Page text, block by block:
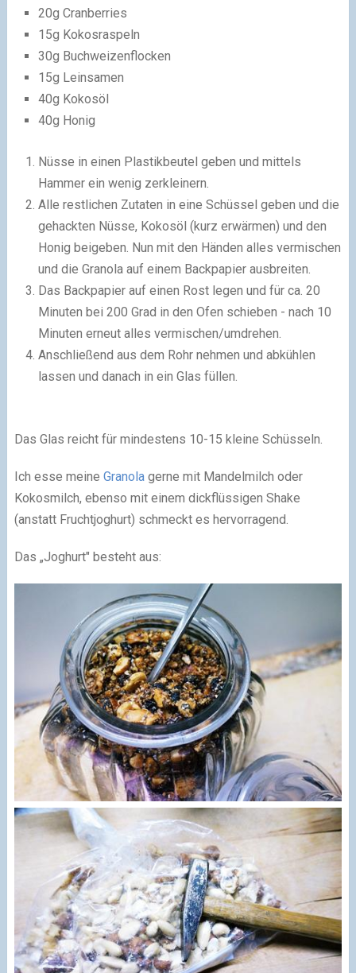
20g Cranberries
15g Kokosraspeln
30g Buchweizenflocken
15g Leinsamen
40g Kokosöl
40g Honig
Nüsse in einen Plastikbeutel geben und mittels
Hammer ein wenig zerkleinern.
Alle restlichen Zutaten in eine Schüssel geben und die
gehackten Nüsse, Kokosöl (kurz erwärmen) und den
Honig beigeben. Nun mit den Händen alles vermischen
und die Granola auf einem Backpapier ausbreiten.
Das Backpapier auf einen Rost legen und für ca. 20
Minuten bei 200 Grad in den Ofen schieben - nach 10
Minuten erneut alles vermischen/umdrehen.
Anschließend aus dem Rohr nehmen und abkühlen
lassen und danach in ein Glas füllen.
Das Glas reicht für mindestens 10-15 kleine Schüsseln.
Ich esse meine Granolagerne mit Mandelmilch oder
Kokosmilch, ebenso mit einem dickflüssigen Shake
(anstatt Fruchtjoghurt) schmeckt es hervorragend.
Das „Joghurt" besteht aus: